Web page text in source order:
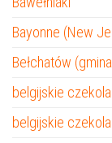
Bayonne (New
Bełchatów
belgijskie
belgijskie